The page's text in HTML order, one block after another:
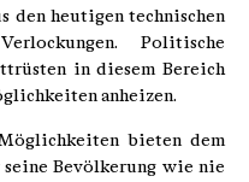
den heutigen technischen
Politische
in diesem Bereich
anheizen.
bieten dem
Bevölkerung wie nie